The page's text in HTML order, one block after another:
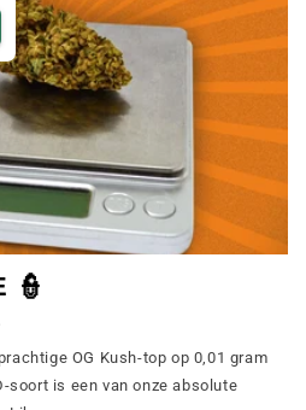
👮
OG Kush-top op 0,01 gram
soort is een van onze absolute